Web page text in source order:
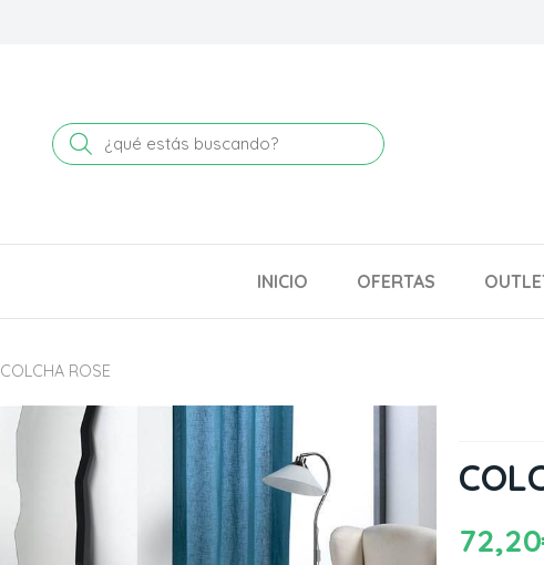
Buscar
INICIO OFERTAS
COLCHA ROSE
72,20